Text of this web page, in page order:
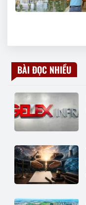
BÀI ĐỌC NHIỀU